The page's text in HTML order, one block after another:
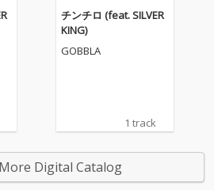
密の押収、そしてぶっ
つけ本番の夜遊びマラ
ソン。お決まりの「翌
朝の二日酔いと反省」
猛獣たちの社交性、い
ラブバンガー。BANJIと
チンチロ (feat. SILVER
KING)
GOBBLA
1 track
Digital Catalog